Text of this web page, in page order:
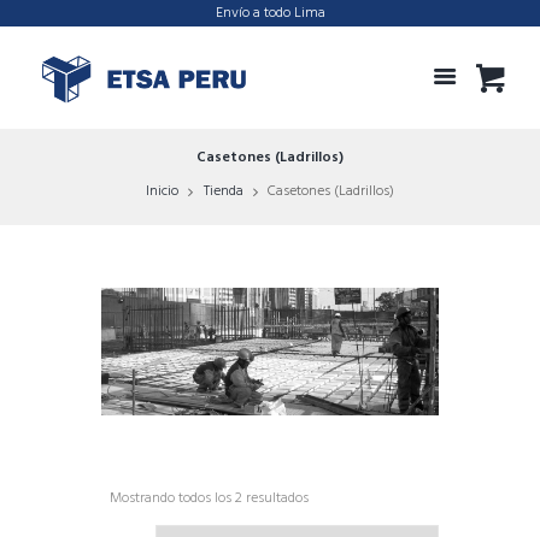
Envío a todo Lima
Casetones (Ladrillos)
Inicio
Tienda Casetones (Ladrillos)
Mostrando todos los 2 resultados